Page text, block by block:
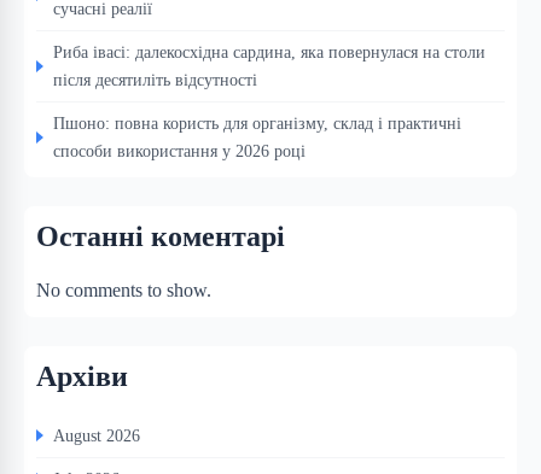
сучасні реалії
Риба івасі: далекосхідна сардина, яка повернулася на столи
після десятиліть відсутності
Пшоно: повна користь для організму, склад і практичні
способи використання у 2026 році
Останні коментарі
No comments to show.
Архіви
August 2026